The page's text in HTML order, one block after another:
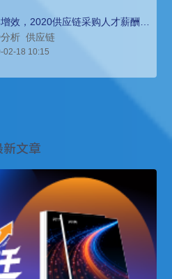
效，2020供应链采购人才薪酬报
析 供应链
02-18 10:15
新文章